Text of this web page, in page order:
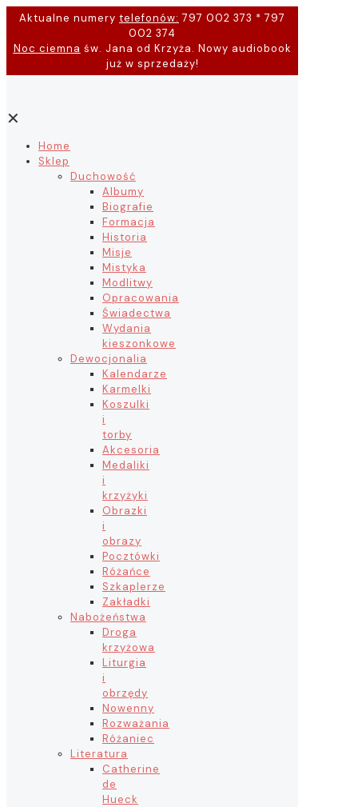
Aktualne numery telefonów: 797 002 373 * 797
002 374
Noc ciemna św. Jana od Krzyża. Nowy audiobook
już w sprzedaży!
✕
Home
Sklep
Duchowość
Albumy
Biografie
Formacja
Historia
Misje
Mistyka
Modlitwy
Opracowania
Świadectwa
Wydania
kieszonkowe
Dewocjonalia
Kalendarze
Karmelki
Koszulki
i
torby
Akcesoria
Medaliki
i
krzyżyki
Obrazki
i
obrazy
Pocztówki
Różańce
Szkaplerze
Zakładki
Nabożeństwa
Droga
krzyżowa
Liturgia
i
obrzędy
Nowenny
Rozważania
Różaniec
Literatura
Catherine
de
Hueck